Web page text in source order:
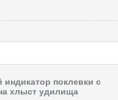
индикатор поклевки с
хлыст удилища